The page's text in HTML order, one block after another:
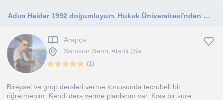
Adım Haider 1992 doğumluyum. Hukuk Üniversitesi'nden mezun oldum. İngilizce, Türkçe ve Arapça biliyorum.
Arapça
Samsun Sehri, Alanli (Sa...
(1)
Bireysel ve grup dersleri verme konusunda tecrübeli bir
öğretmenim. Kendi ders verme planlarım var. Kısa bir süre i...